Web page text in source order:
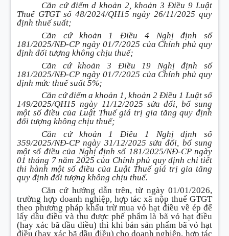
Căn cứ điểm d khoản 2, khoản 3 Điều 9 Luật
Thuế GTGT số 48/2024/QH15 ngày 26/11/2025 quy
định thuế suất;
Căn cứ khoản 1 Điều 4 Nghị định số
181/2025/NĐ-CP ngày 01/7/2025 của Chính phủ quy
định đối tượng không chịu thuế;
Căn cứ khoản 3 Điều 19 Nghị định số
181/2025/NĐ-CP ngày 01/7/2025 của Chính phủ quy
định mức thuế suất 5%;
Căn cứ điểm a khoản 1, khoản 2 Điều 1 Luật số
149/2025/QH15 ngày 11/12/2025 sửa đổi, bổ sung
một số điều của Luật Thuế giá trị gia tăng quy định
đối tượng không chịu thuế;
Căn cứ khoản 1 Điều 1 Nghị định số
359/2025/NĐ-CP ngày 31/12/2025 sửa đổi, bổ sung
một số điều của Nghị định số 181/2025/NĐ-CP ngày
01 tháng 7 năm 2025 của Chính phủ quy định chi tiết
thi hành một số điều của Luật Thuế giá trị gia tăng
quy định đối tượng không chịu thuế.
Căn cứ hướng dẫn trên, từ ngày 01/01/2026,
trường hợp doanh nghiệp, hợp tác xã nộp thuế GTGT
theo phương pháp khấu trừ mua vỏ hạt điều về ép để
lấy dầu điều và thu được phế phẩm là bã vỏ hạt điều
(hay xác bã dầu điều) thì khi bán sản phẩm bã vỏ hạt
điều (hay xác bã dầu điều) cho doanh nghiệp, hợp tác